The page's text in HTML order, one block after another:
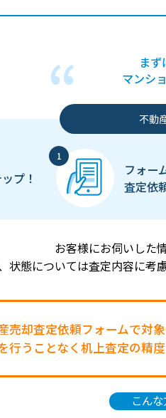
ま
マンシ
お客様にお伺いした
状態については査定内容に考
不動
プ！
フォー
査定依
売却査定依頼フォームで対
行うことなく机上査定の精
こん